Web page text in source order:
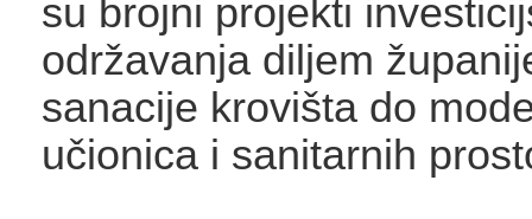
su brojni projekti
održavanja diljem
sanacije krovišta do
učionica i sanitarnih